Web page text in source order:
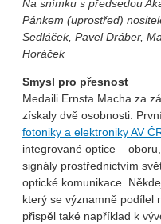
Na snímku s předsedou
Pánkem (uprostřed)
Sedláček, Pavel Dráber,
Horáček
Smysl pro přesnost
Medaili Ernsta Macha za
získaly dvě osobnosti.
fotoniky a elektroniky AV
integrované optice –
signály prostřednictvím
optické komunikace.
který se významně podílel
přispěl také například k